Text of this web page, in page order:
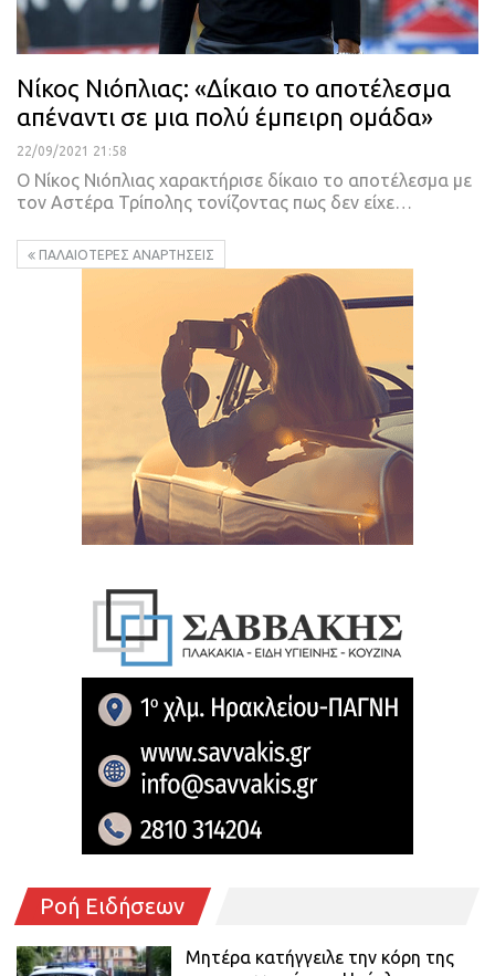
Νίκος Νιόπλιας: «Δίκαιο το αποτέλεσμα
απέναντι σε μια πολύ έμπειρη ομάδα»
22/09/2021 21:58
Ο Νίκος Νιόπλιας χαρακτήρισε δίκαιο το αποτέλεσμα με
τον Αστέρα Τρίπολης τονίζοντας πως δεν είχε
ΠΑΛΑΙΌΤΕΡΕΣ ΑΝΑΡΤΉΣΕΙΣ
Ροή Ειδήσεων
Μητέρα κατήγγειλε την κόρη της